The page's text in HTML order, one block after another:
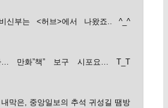
신부는 <허브>에서 나왔죠.. ^_^
만화”책” 보구 시포요… T_T
막은, 중앙일보의 추석 귀성길 땜방